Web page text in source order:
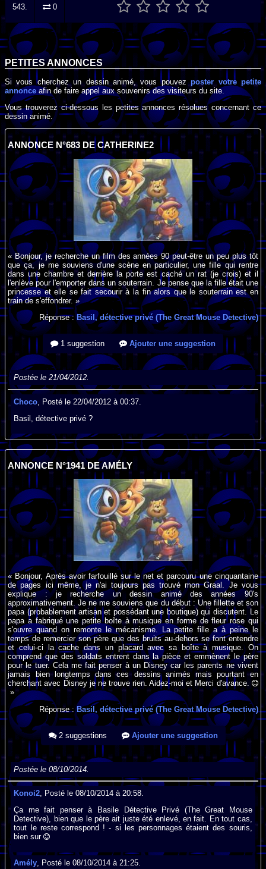
543. 0
PETITES ANNONCES
Si vous cherchez un dessin animé, vous pouvezposter votre petite
annonce afin de faire appel aux souvenirs des visiteurs du site.
Vous trouverez ci-dessous les petites annonces résolues concernant ce
dessin animé.
ANNONCE N°683 DE CATHERINE2
« Bonjour, je recherche un film des années 90 peut-être un peu plus tôt
que ça, je me souviens d'une scène en particulier, une fille qui rentre
dans une chambre et derrière la porte est caché un rat (je crois) et il
l'enlève pour l'emporter dans un souterrain. Je pense que la fille était une
princesse et elle se fait secourir à la fin alors que le souterrain est en
train de s'effondrer. »
Réponse : Basil, détective privé (The Great Mouse Detective)
1 suggestion Ajouter une suggestion
Postée le 21/04/2012.
Choco , Posté le 22/04/2012 à 00:37.
Basil, détective privé ?
ANNONCE N°1941 DE AMÉLY
« Bonjour, Après avoir farfouillé sur le net et parcouru une cinquantaine
de pages ici même, je n'ai toujours pas trouvé mon Graal. Je vous
explique : je recherche un dessin animé des années 90's
approximativement. Je ne me souviens que du début : Une fillette et son
papa (probablement artisan et possédant une boutique) qui discutent. Le
papa a fabriqué une petite boîte à musique en forme de fleur rose qui
s'ouvre quand on remonte le mécanisme. La petite fille a à peine le
temps de remercier son père que des bruits au-dehors se font entendre
et celui-ci la cache dans un placard avec sa boîte à musique. On
comprend que des soldats entrent dans la pièce et emmènent le père
pour le tuer. Cela me fait penser à un Disney car les parents ne vivent
jamais bien longtemps dans ces dessins animés mais pourtant en
cherchant avec Disney je ne trouve rien. Aidez-moi et Merci d'avance.
»
Réponse :Basil, détective privé (The Great Mouse Detective)
2 suggestions Ajouter une suggestion
Postée le 08/10/2014.
Konoi2 , Posté le 08/10/2014 à 20:58.
Ça me fait penser à Basile Détective Privé (The Great Mouse
Detective), bien que le père ait juste été enlevé, en fait. En tout cas,
tout le reste correspond ! - si les personnages étaient des souris,
bien sur
Amély , Posté le 08/10/2014 à 21:25.